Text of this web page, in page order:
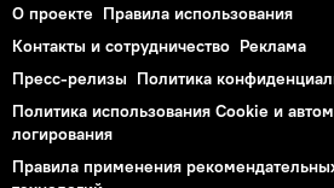
О проекте Правила использования
Контакты и сотрудничество Реклама
Пресс-релизы Политика
Политика использования Cookie и
логирования
Правила применения